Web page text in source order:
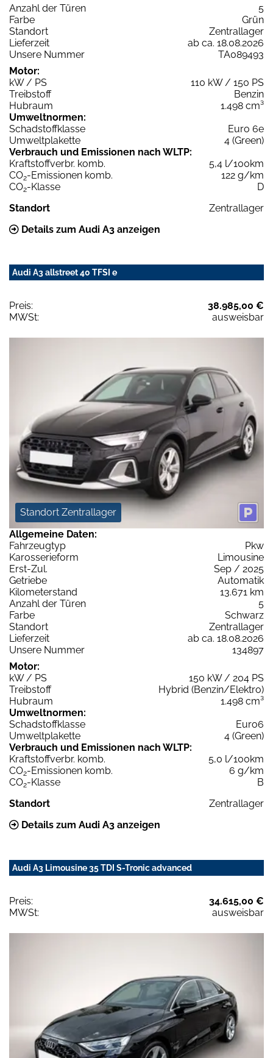
Anzahl der Türen
5
Farbe
Grün
Standort
Zentrallager
Lieferzeit
ab ca. 18.08.2026
Unsere Nummer
TA089493
Motor:
kW / PS
110 kW / 150 PS
Treibstoff
Benzin
Hubraum
1.498 cm³
Umweltnormen:
Schadstoffklasse
Euro 6e
Umweltplakette
4 (Green)
Verbrauch und Emissionen nach WLTP:
Kraftstoffverbr. komb.
5,4 l/100km
CO2-Emissionen komb.
122 g/km
CO2-Klasse
D
Standort
Zentrallager
Details zum Audi A3 anzeigen
Audi A3 allstreet 40 TFSI e
Preis:
38.985,00 €
MWSt:
ausweisbar
Standort Zentrallager
Allgemeine Daten:
Fahrzeugtyp
Pkw
Karosserieform
Limousine
Erst-Zul.
Sep / 2025
Getriebe
Automatik
Kilometerstand
13.671 km
Anzahl der Türen
5
Farbe
Schwarz
Standort
Zentrallager
Lieferzeit
ab ca. 18.08.2026
Unsere Nummer
134897
Motor:
kW / PS
150 kW / 204 PS
Treibstoff
Hybrid (Benzin/Elektro)
Hubraum
1.498 cm³
Umweltnormen:
Schadstoffklasse
Euro6
Umweltplakette
4 (Green)
Verbrauch und Emissionen nach WLTP:
Kraftstoffverbr. komb.
5,0 l/100km
CO2-Emissionen komb.
6 g/km
CO2-Klasse
B
Standort
Zentrallager
Details zum Audi A3 anzeigen
Audi A3 Limousine 35 TDI S-Tronic advanced
Preis:
34.615,00 €
MWSt:
ausweisbar